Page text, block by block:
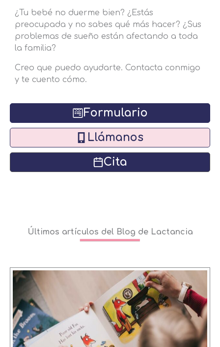
¿Tu bebé no duerme bien? ¿Estás
preocupada y no sabes qué más hacer? ¿Sus
problemas de sueño están afectando a toda
la familia?
Creo que puedo ayudarte. Contacta conmigo
y te cuento cómo.
Formulario
Llámanos
Cita
Últimos artículos del Blog de Lactancia